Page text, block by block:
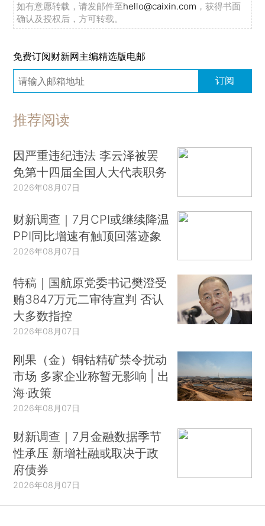
如有意愿转载，请发邮件至hello@caixin.com ，获得书面
确认及授权后，方可转载。
免费订阅财新网主编精选版电邮
订阅
推荐阅读
因严重违纪违法 李云泽被罢
免第十四届全国人大代表职务
2026年08月07日
财新调查｜7月CPI或继续降温
PPI同比增速有触顶回落迹象
2026年08月07日
特稿｜国航原党委书记樊澄受
贿3847万元二审待宣判 否认
大多数指控
2026年08月07日
刚果（金）铜钴精矿禁令扰动
市场 多家企业称暂无影响 | 出
海·政策
2026年08月07日
财新调查｜7月金融数据季节
性承压 新增社融或取决于政
府债券
2026年08月07日